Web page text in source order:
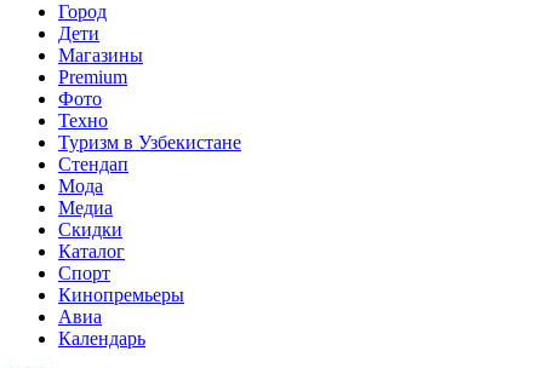
Город
Дети
Магазины
Premium
Фото
Техно
Туризм в Узбекистане
Стендап
Мода
Медиа
Скидки
Каталог
Спорт
Кинопремьеры
Авиа
Календарь